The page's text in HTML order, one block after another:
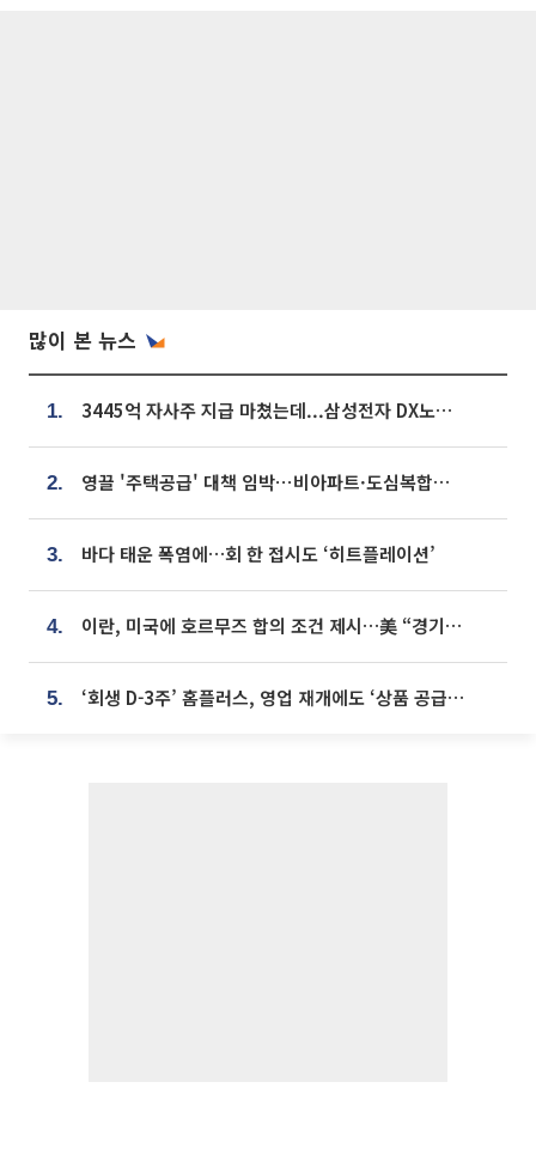
많이 본 뉴스
1. 3445억 자사주 지급 마쳤는데...삼성전자 DX노조, 뒤늦은 '떼쓰기 집회'
2. 영끌 '주택공급' 대책 임박⋯비아파트·도심복합까지 총동원
3. 바다 태운 폭염에…회 한 접시도 ‘히트플레이션’
4. 이란, 미국에 호르무즈 합의 조건 제시…美 “경기 아직 안 끝나” [종합]
5. ‘회생 D-3주’ 홈플러스, 영업 재개에도 ‘상품 공급망’ 복구가 생존 관건